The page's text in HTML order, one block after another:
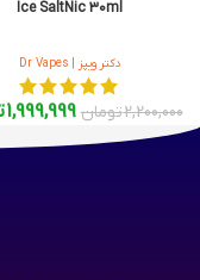
Ice SaltNic 30ml
دکتر ویپز | Dr Vapes
2,200,000تومان 1,999,999